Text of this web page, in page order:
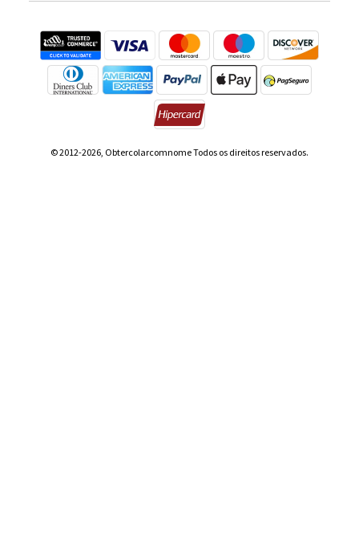
© 2012-2026, Obtercolarcomnome Todos os direitos reservados.